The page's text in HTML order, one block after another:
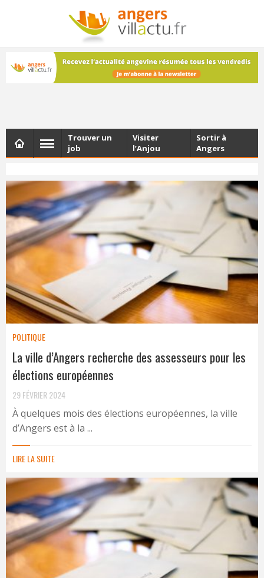
NEWSLETTER
Les dernières actualités d'Angers, chaque vendredi dans
votre boîte e-mail
Trouver un
job
Visiter
l’Anjou
Sortir à
Angers
POLITIQUE
La ville d’Angers recherche des assesseurs pour les
élections européennes
29 FÉVRIER 2024
À quelques mois des élections européennes, la ville
d’Angers est à la ...
LIRE LA SUITE